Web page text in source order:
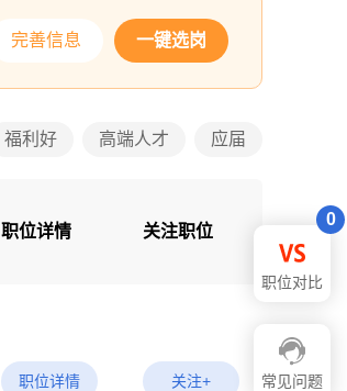
完善信息 一键选岗
福利好 高端人才 应届
职位详情 关注职位
职位详情 关注+
0
职位对比
常见问题